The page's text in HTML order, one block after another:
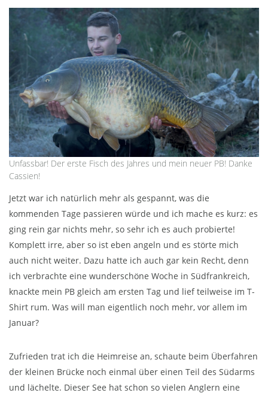
Unfassbar! Der erste Fisch des Jahres und mein neuer PB! Danke
Cassien!
Jetzt war ich natürlich mehr als gespannt, was die
kommenden Tage passieren würde und ich mache es kurz: es
ging rein gar nichts mehr, so sehr ich es auch probierte!
Komplett irre, aber so ist eben angeln und es störte mich
auch nicht weiter. Dazu hatte ich auch gar kein Recht, denn
ich verbrachte eine wunderschöne Woche in Südfrankreich,
knackte mein PB gleich am ersten Tag und lief teilweise im T-
Shirt rum. Was will man eigentlich noch mehr, vor allem im
Januar?
Zufrieden trat ich die Heimreise an, schaute beim Überfahren
der kleinen Brücke noch einmal über einen Teil des Südarms
und lächelte. Dieser See hat schon so vielen Anglern eine